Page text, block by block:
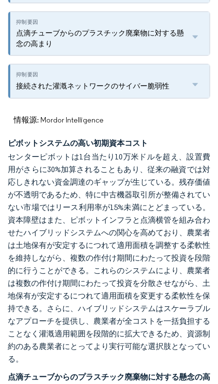
点滴チューブからのプラスチック廃棄物に対する懸
念の高まり
接続された灌漑ネットワークのサイバー脆弱性
情報源: Mordor Intelligence
ピボットシステムの高い初期資本コスト
センターピボットは1台当たり10万米ドルを超え、設置費
用がさらに30%加算されることもあり、従来の融資では対
応しきれない資金調達のギャップが生じている。残存価値
が不透明であるため、特に中古機器取引所が整備されてい
ない市場ではリース利用率が15%未満にとどまっている。
資本障壁はまた、ピボットインフラと点滴横管を組み合わ
せたハイブリッドシステムへの関心を高めており、農業者
は土地保有が安定するにつれて適用面積を調整する柔軟性
を維持しながら、複数の作付け期間にわたって投資を段階
的に行うことができる。これらのシステムにより、農業者
は複数の作付け期間にわたって投資を分散させながら、土
地保有が安定するにつれて適用面積を変更する柔軟性を保
持できる。さらに、ハイブリッドシステムはスケーラブル
なアプローチを提供し、農業者が全コストを一括負担する
ことなく灌漑適用範囲を段階的に拡大できるため、資源制
約のある農業者にとってより実行可能な選択肢となってい
る。
点滴チューブからのプラスチック廃棄物に対する懸念の高